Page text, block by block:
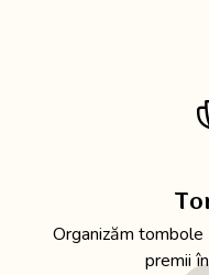
Organizăm tombole
premii